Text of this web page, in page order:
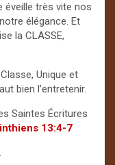
éveille très vite nos
élégance. Et
la CLASSE,
Unique et
bien l’entretenir.
Saintes Écritures
13:4-7